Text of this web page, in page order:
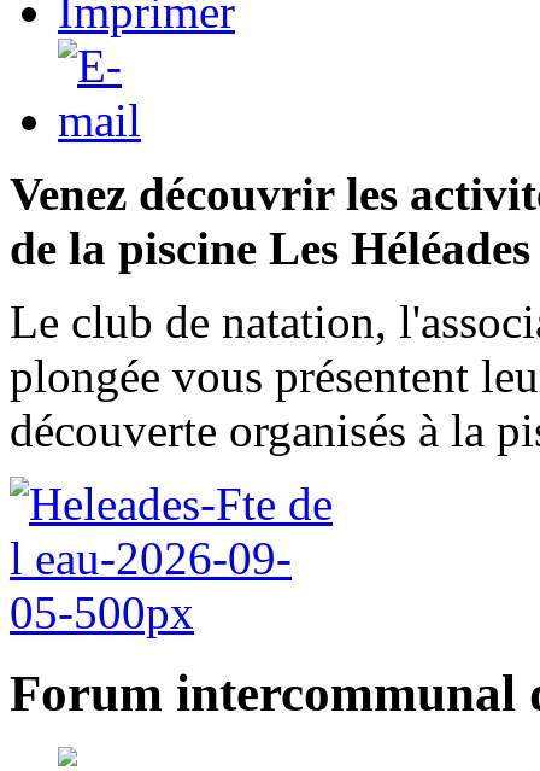
Venez découvrir les
de la piscine Les
Le club de natation,
plongée vous présentent
découverte organisés à la
Forum intercommunal